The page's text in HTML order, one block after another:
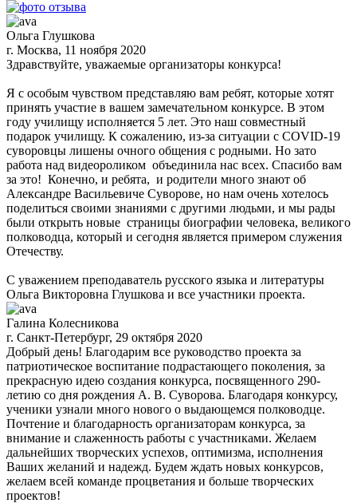
Ольга Глушкова
г. Москва, 11 ноября 2020
Здравствуйте, уважаемые организаторы конкурса!
Я с особым чувством представляю вам ребят, которые хотят
принять участие в вашем замечательном конкурсе. В этом
году училищу исполняется 5 лет. Это наш совместный
подарок училищу. К сожалению, из-за ситуации с COVID-19
суворовцы лишены очного общения с родными. Но зато
работа над видеороликом объединила нас всех. Спасибо вам
за это! Конечно, и ребята, и родители много знают об
Александре Васильевиче Суворове, но нам очень хотелось
поделиться своими знаниями с другими людьми, и мы рады
были открыть новые страницы биографии человека, великого
полководца, который и сегодня является примером служения
Отечеству.
С уважением преподаватель русского языка и литературы
Ольга Викторовна Глушкова и все участники проекта.
Галина Колесникова
г. Санкт-Петербург, 29 октября 2020
Добрый день! Благодарим все руководство проекта за
патриотическое воспитание подрастающего поколения, за
прекрасную идею создания конкурса, посвященного 290-
летию со дня рождения А. В. Суворова. Благодаря конкурсу,
ученики узнали много нового о выдающемся полководце.
Почтение и благодарность организаторам конкурса, за
внимание и слаженность работы с участниками. Желаем
дальнейших творческих успехов, оптимизма, исполнения
Ваших желаний и надежд. Будем ждать новых конкурсов,
желаем всей команде процветания и больше творческих
проектов!